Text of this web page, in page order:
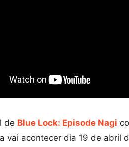
de Blue Lock: Episode Nagi
vai acontecer dia 19 de abril